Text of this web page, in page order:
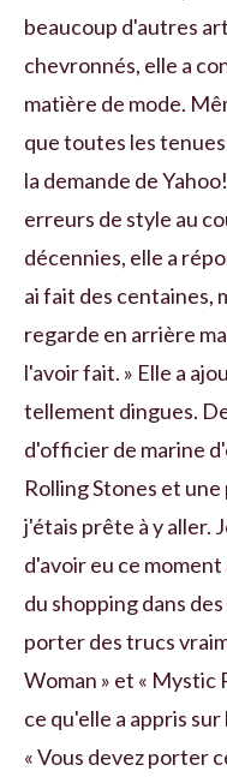
beaucoup d'autres
chevronnés, elle a
matière de mode.
que toutes les
la demande de
erreurs de style au
décennies, elle a
ai fait des centaines,
regarde en arrière
l'avoir fait. » Elle a
tellement dingues.
d'officier de marine
Rolling Stones et
j'étais prête à y aller.
d'avoir eu ce
du shopping dans
porter des trucs
Woman » et « Mystic
ce qu'elle a appris
« Vous devez porter